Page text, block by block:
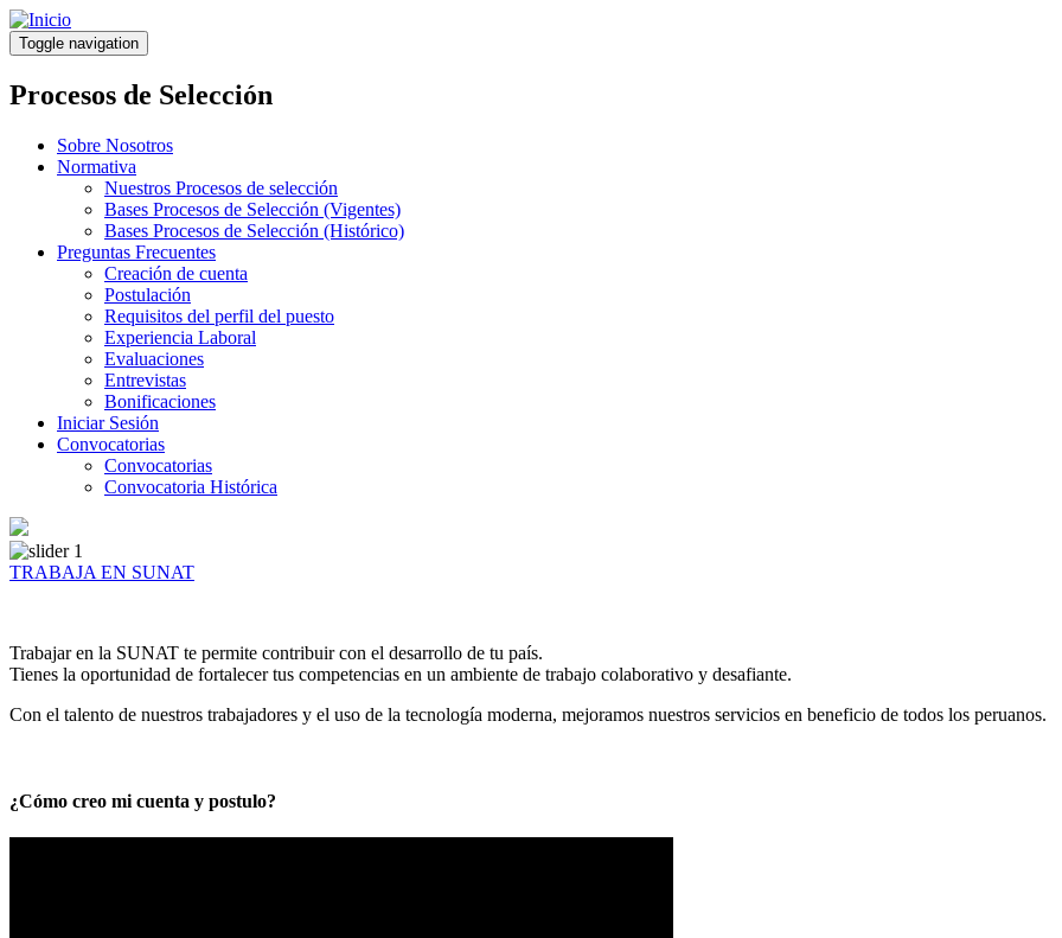
Pasar
al
contenido
principal
Toggle navigation
Procesos de Selección
Sobre Nosotros
Normativa
Nuestros Procesos de selección
Bases Procesos de Selección (Vigentes)
Bases Procesos de Selección (Histórico)
Preguntas Frecuentes
Creación de cuenta
Postulación
Requisitos del perfil del puesto
Experiencia Laboral
Evaluaciones
Entrevistas
Bonificaciones
Iniciar Sesión
Convocatorias
Convocatorias
Convocatoria Histórica
TRABAJA EN SUNAT
Trabajar en la SUNAT te permite contribuir con el desarrollo de tu país.
Tienes la oportunidad de fortalecer tus competencias en un ambiente de trabajo colaborativo y desafiante.
Con el talento de nuestros trabajadores y el uso de la tecnología moderna, mejoramos nuestros servicios en beneficio de todos los peruanos.
¿Cómo creo mi cuenta y postulo?